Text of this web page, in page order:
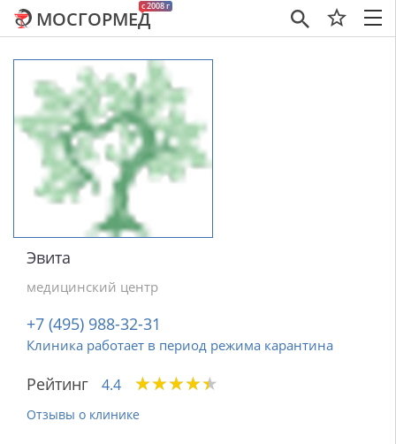
×
c 2008 г
МОСГОРМЕД
Эвита
медицинский центр
+7 (495) 988-32-31
Клиника работает в период режима карантина
Рейтинг 4.4 ★★★★★
★★★★★
Отзывы о клинике